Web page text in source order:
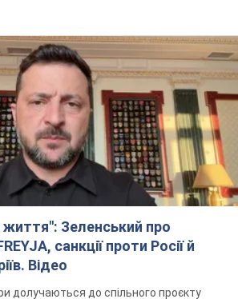
Зеленський про
санкції проти Росії й
Відео
долучаються до спільного проєкту